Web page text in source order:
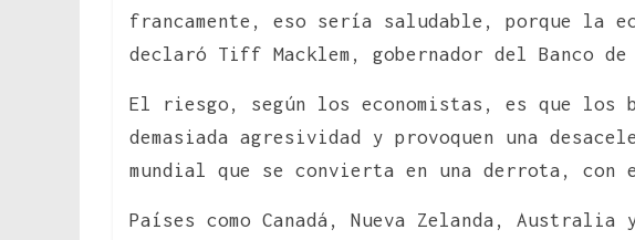
francamente, eso sería saludable, porque la
declaró Tiff Macklem, gobernador del Banco de
El riesgo, según los economistas, es que los
demasiada agresividad y provoquen una
mundial que se convierta en una derrota, con
Países como Canadá, Nueva Zelanda, Australia